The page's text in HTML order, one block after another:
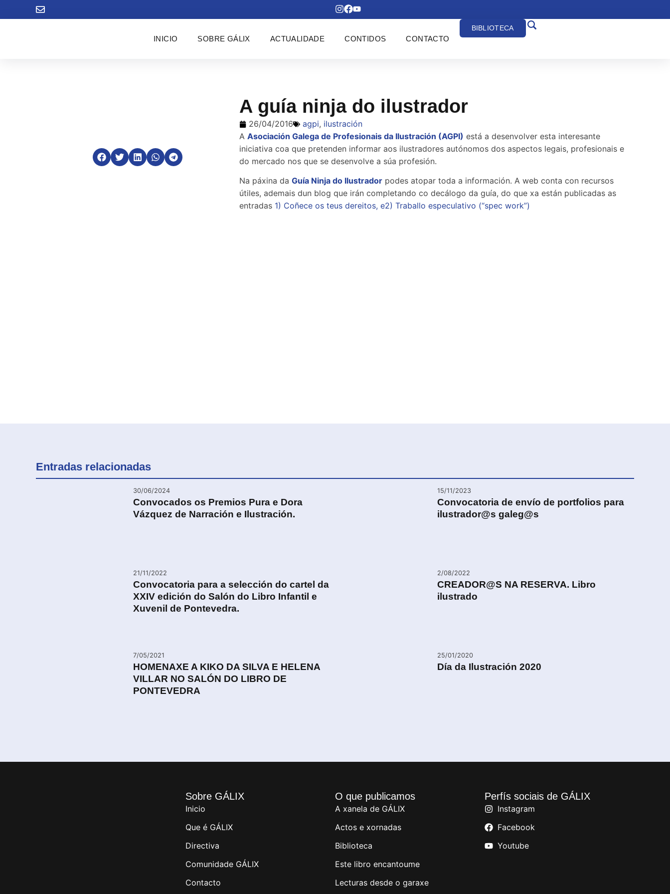
INICIO SOBRE GÁLIX ACTUALIDADE CONTIDOS CONTACTO
BIBLIOTECA
A guía ninja do ilustrador
26/04/2016 agpi, ilustración
A Asociación Galega de Profesionais da Ilustración (AGPI) está a desenvolver esta interesante
iniciativa coa que pretenden informar aos ilustradores autónomos dos aspectos legais, profesionais e
do mercado nos que se desenvolve a súa profesión.
Na páxina da Guía Ninja do Ilustrador podes atopar toda a información. A web conta con recursos
útiles, ademais dun blog que irán completando co decálogo da guía, do que xa están publicadas as
entradas 1) Coñece os teus dereitos, e2) Traballo especulativo (“spec work”)
Entradas relacionadas
30/06/2024
Convocados os Premios Pura e Dora
Vázquez de Narración e Ilustración.
15/11/2023
Convocatoria de envío de portfolios para
ilustrador@s galeg@s
21/11/2022
Convocatoria para a selección do cartel da
XXIV edición do Salón do Libro Infantil e
Xuvenil de Pontevedra.
2/08/2022
CREADOR@S NA RESERVA. Libro
ilustrado
7/05/2021
HOMENAXE A KIKO DA SILVA E HELENA
VILLAR NO SALÓN DO LIBRO DE
PONTEVEDRA
25/01/2020
Día da Ilustración 2020
Sobre GÁLIX
Inicio
Que é GÁLIX
Directiva
Comunidade GÁLIX
Contacto
O que publicamos
A xanela de GÁLIX
Actos e xornadas
Biblioteca
Este libro encantoume
Lecturas desde o garaxe
Perfís sociais de GÁLIX
Instagram
Facebook
Youtube